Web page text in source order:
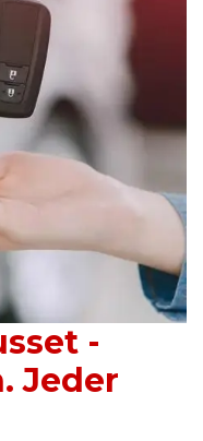
-
Jeder